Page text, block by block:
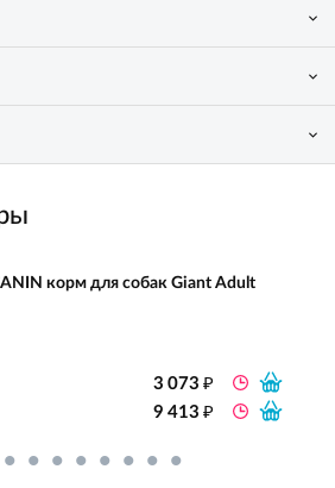
корм для собак Giant Adult
3 073₽
9 413₽